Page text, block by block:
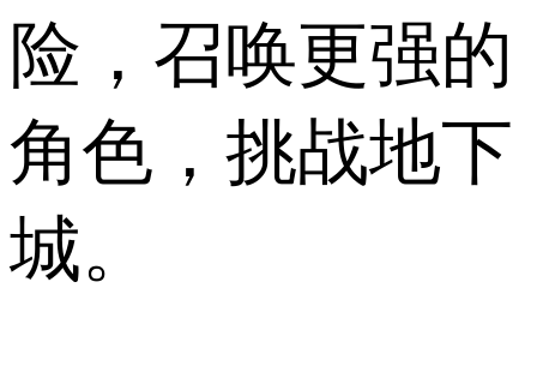
险，召唤更强的
角色，挑战地下
城。